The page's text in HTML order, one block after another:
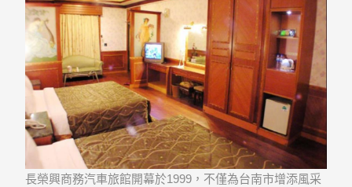
長榮興商務汽車旅館開幕於1999，不僅為台南市增添風采